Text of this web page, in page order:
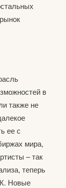
в
также не
ее с
мира,
– так
теперь
Новые